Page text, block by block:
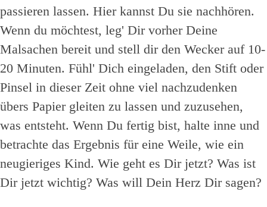
passieren lassen. Hier kannst Du sie nachhören.
Wenn du möchtest, leg' Dir vorher Deine
Malsachen bereit und stell dir den Wecker auf 10-
20 Minuten. Fühl' Dich eingeladen, den Stift oder
Pinsel in dieser Zeit ohne viel nachzudenken
übers Papier gleiten zu lassen und zuzusehen,
was entsteht. Wenn Du fertig bist, halte inne und
betrachte das Ergebnis für eine Weile, wie ein
neugieriges Kind. Wie geht es Dir jetzt? Was ist
Dir jetzt wichtig? Was will Dein Herz Dir sagen?